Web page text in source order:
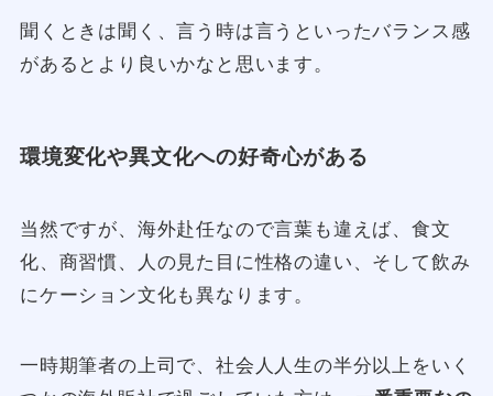
聞くときは聞く、言う時は言うといったバランス感
があるとより良いかなと思います。
環境変化や異文化への好奇心がある
当然ですが、海外赴任なので言葉も違えば、食文
化、商習慣、人の見た目に性格の違い、そして飲み
にケーション文化も異なります。
一時期筆者の上司で、社会人人生の半分以上をいく